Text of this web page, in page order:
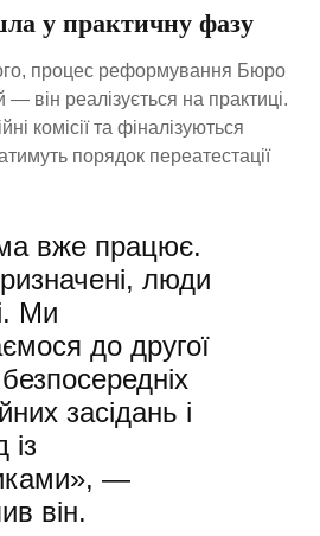
у практичну фазу
процес реформування Бюро
він реалізується на практиці.
комісії та фіналізуються
порядок переатестації
вже працює.
люди
Ми
до другої
засідань і
із
—
він.